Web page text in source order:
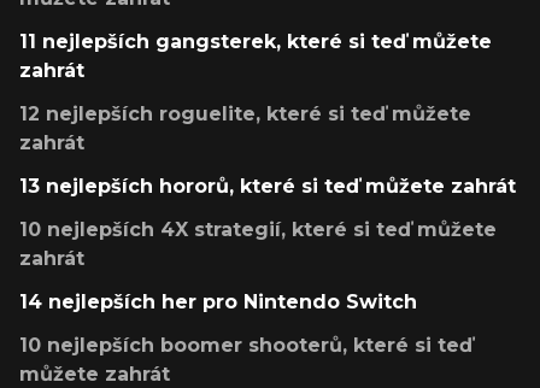
11 nejlepších gangsterek, které si teď můžete
zahrát
12 nejlepších roguelite, které si teď můžete
zahrát
13 nejlepších hororů, které si teď můžete zahrát
10 nejlepších 4X strategií, které si teď můžete
zahrát
14 nejlepších her pro Nintendo Switch
10 nejlepších boomer shooterů, které si teď
můžete zahrát